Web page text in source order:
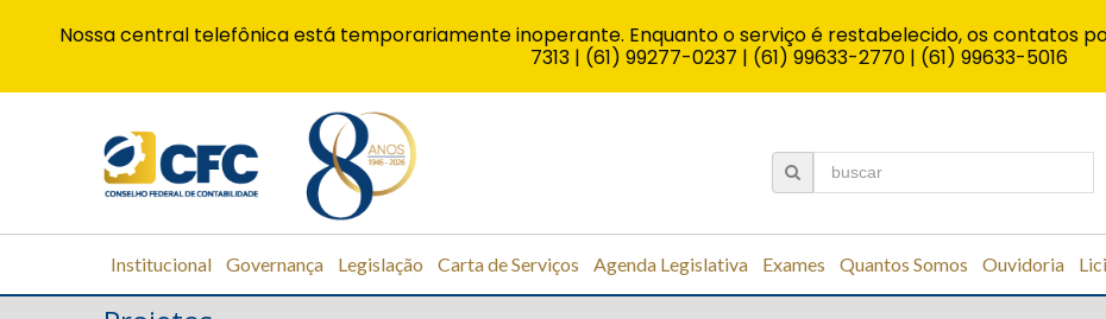
Institucional Governança Legislação Carta de Serviços Agenda Legislativa Exames Quantos Somos Ouvidoria
Nossa central telefônica está temporariamente inoperante. Enquanto o serviço é restabelecido, os contatos
7313 | (61) 99277-0237 | (61) 99633-2770 | (61) 99633-5016